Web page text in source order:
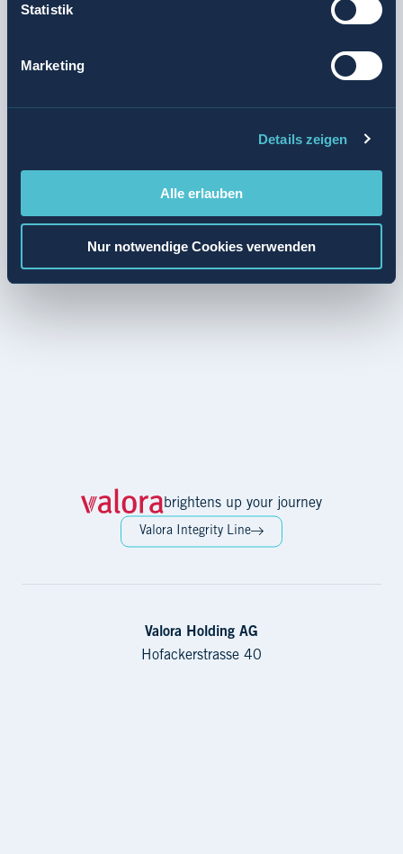
Statistik
Marketing
Details zeigen
Alle erlauben
Nur notwendige Cookies verwenden
brightens up your journey
Valora Integrity Line
Valora Holding AG
Hofackerstrasse 40